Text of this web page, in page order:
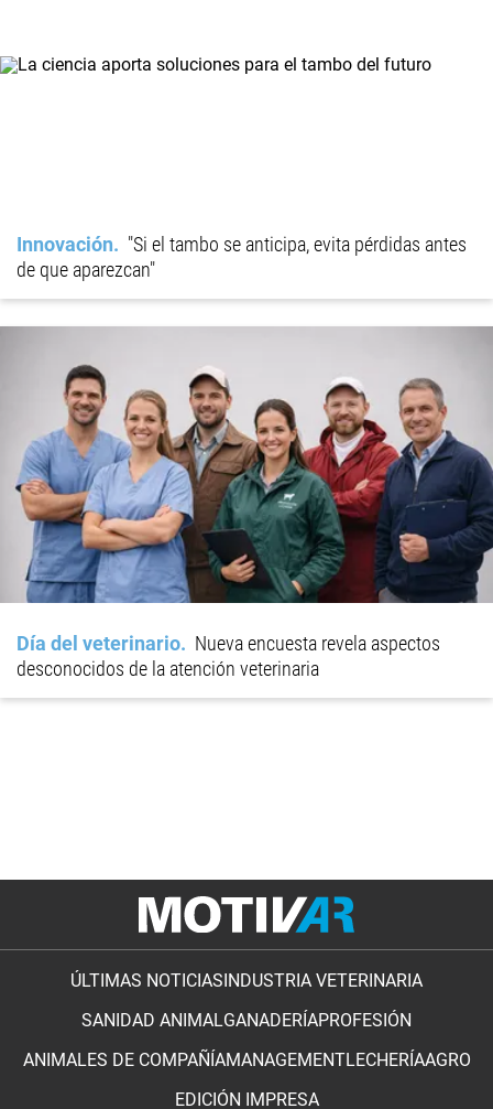
Innovación
"Si el tambo se anticipa, evita pérdidas antes
de que aparezcan"
Día del veterinario
Nueva encuesta revela aspectos
desconocidos de la atención veterinaria
ÚLTIMAS NOTICIAS INDUSTRIA VETERINARIA
SANIDAD ANIMALGANADERÍAPROFESIÓN
ANIMALES DE COMPAÑÍAMANAGEMENTLECHERÍAAGRO
EDICIÓN IMPRESA